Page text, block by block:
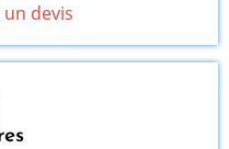
devis